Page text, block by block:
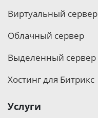
Виртуальный сервер
Облачный сервер
Выделенный сервер
Хостинг для Битрикс
Услуги